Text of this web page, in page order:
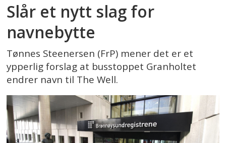
Slår et nytt slag for
navnebytte
Tønnes Steenersen (FrP) mener det er et
ypperlig forslag at busstoppet Granholtet
endrer navn til The Well.